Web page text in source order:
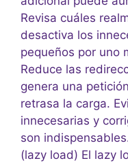
Revisa cuáles
desactiva los
pequeños por uno
Reduce las
genera una
retrasa la carga.
innecesarias y
son
(lazy load) El lazy